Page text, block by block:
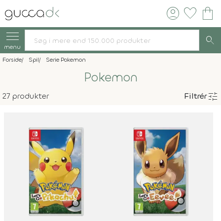
account_circle favorite shopping_bag
menu search
Forside Spil Serie Pokemon
Pokemon
27 produkter Filtrértune